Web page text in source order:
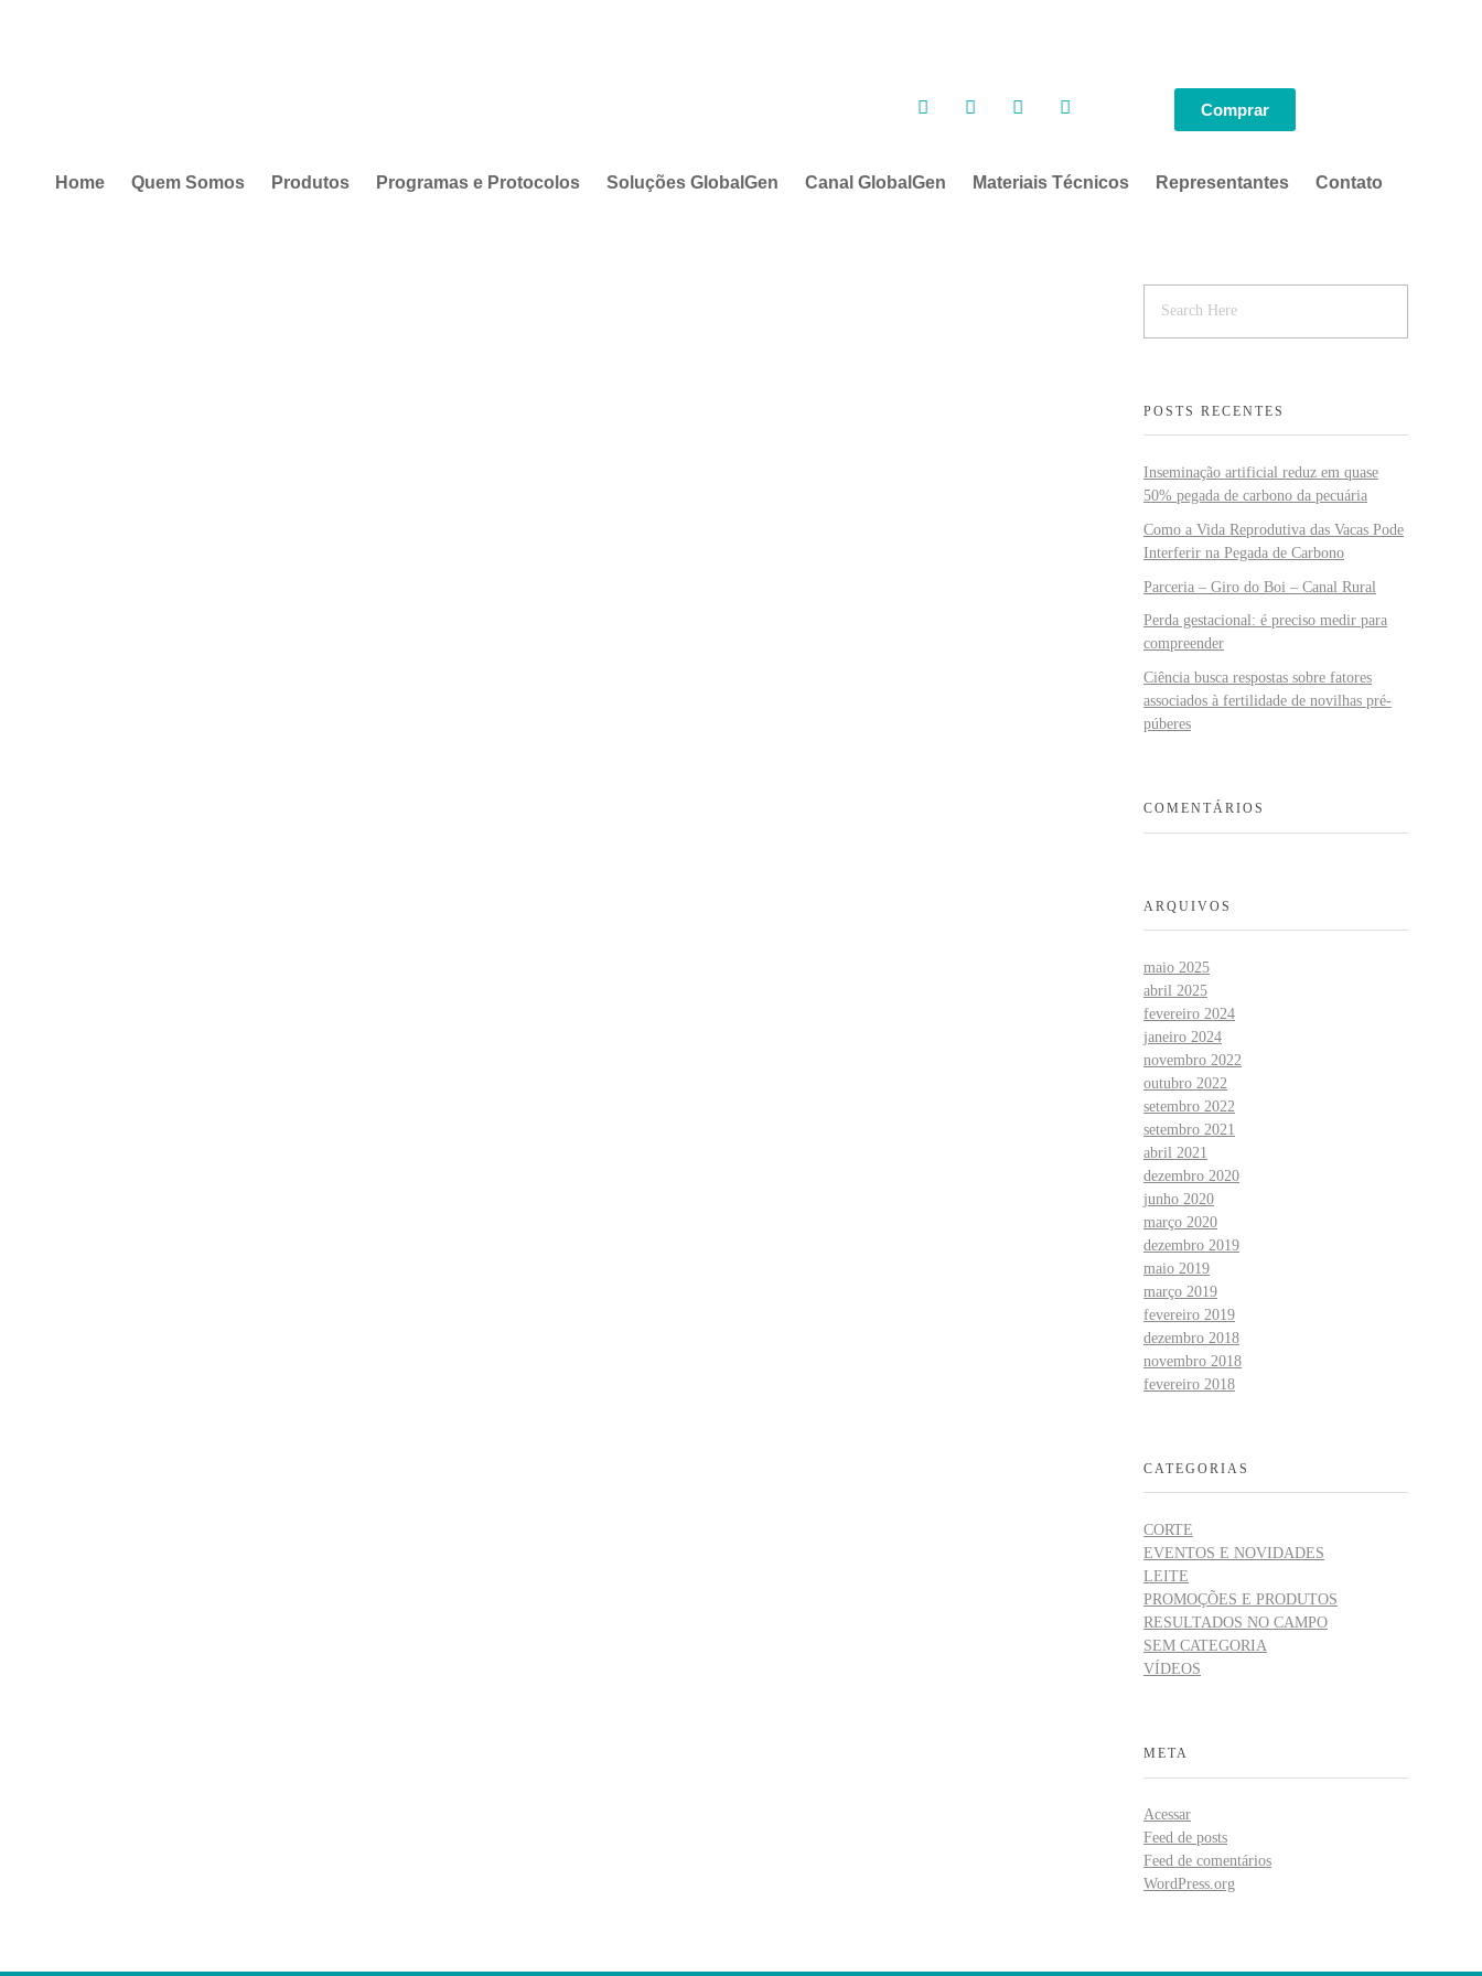
Comprar
Home Quem Somos Produtos Programas e Protocolos Soluções GlobalGen Canal GlobalGen Materiais Técnicos Representantes Contato
POSTS RECENTES
Inseminação artificial reduz em quase
50% pegada de carbono da pecuária
Como a Vida Reprodutiva das Vacas Pode
Interferir na Pegada de Carbono
Parceria – Giro do Boi – Canal Rural
Perda gestacional: é preciso medir para
compreender
Ciência busca respostas sobre fatores
associados à fertilidade de novilhas pré-
púberes
COMENTÁRIOS
ARQUIVOS
maio 2025
abril 2025
fevereiro 2024
janeiro 2024
novembro 2022
outubro 2022
setembro 2022
setembro 2021
abril 2021
dezembro 2020
junho 2020
março 2020
dezembro 2019
maio 2019
março 2019
fevereiro 2019
dezembro 2018
novembro 2018
fevereiro 2018
CATEGORIAS
CORTE
EVENTOS E NOVIDADES
LEITE
PROMOÇÕES E PRODUTOS
RESULTADOS NO CAMPO
SEM CATEGORIA
VÍDEOS
META
Acessar
Feed de posts
Feed de comentários
WordPress.org